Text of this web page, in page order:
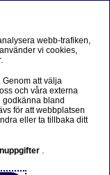
webb-trafiken,
vi cookies,
Genom att välja
och våra externa
godkänna bland
för att webbplatsen
eller ta tillbaka ditt
.